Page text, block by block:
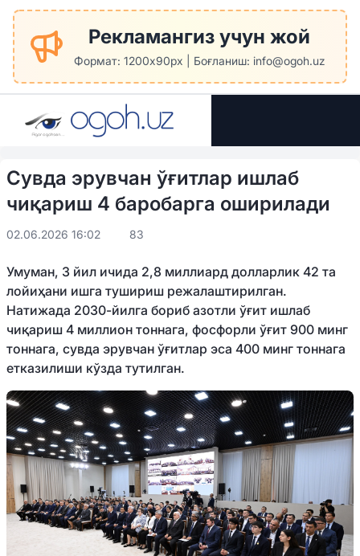
Рекламангиз учун жой
Формат: 1200x90px | Боғланиш: info@ogoh.uz
Сувда эрувчан ўғитлар ишлаб
чиқариш 4 баробарга оширилади
02.06.2026 16:02 83
Умуман, 3 йил ичида 2,8 миллиард долларлик 42 та
лойиҳани ишга тушириш режалаштирилган.
Натижада 2030-йилга бориб азотли ўғит ишлаб
чиқариш 4 миллион тоннага, фосфорли ўғит 900 минг
тоннага, сувда эрувчан ўғитлар эса 400 минг тоннага
етказилиши кўзда тутилган.